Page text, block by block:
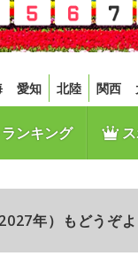
愛知 北陸 関西
ンキング ス
年）もどうぞよ